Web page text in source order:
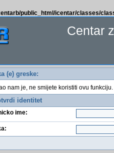
public_html/icentar/classes/
Centar
(e) greske:
nam je, ne smijete koristiti ovu funkciju.
identitet
ime: